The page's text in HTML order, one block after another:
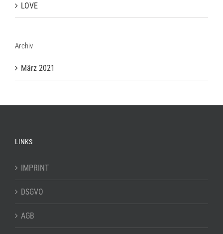
LOVE
Archiv
März 2021
LINKS
IMPRINT
DSGVO
AGB